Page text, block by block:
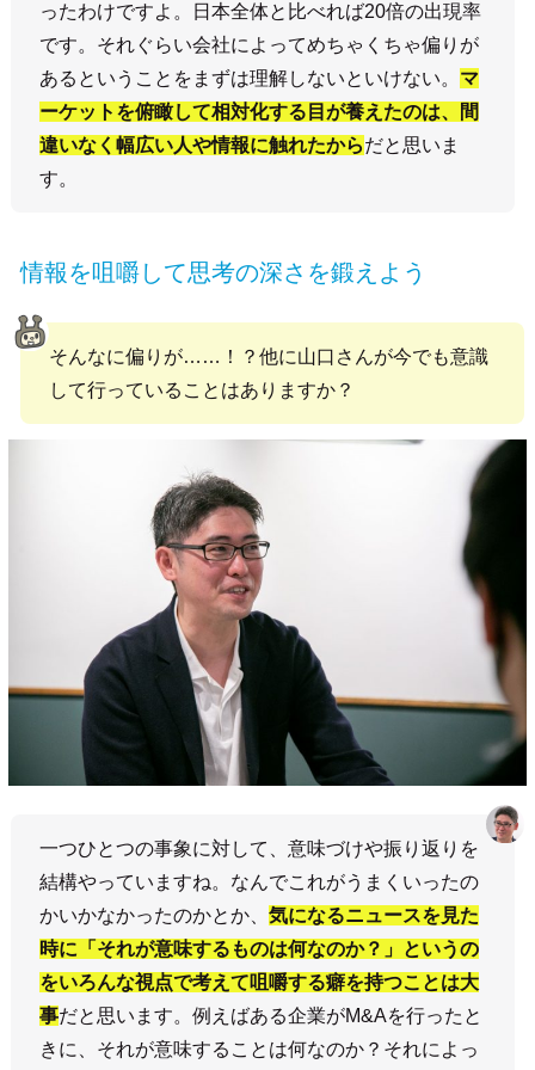
ったわけですよ。日本全体と比べれば20倍の出現率
です。それぐらい会社によってめちゃくちゃ偏りが
あるということをまずは理解しないといけない。 マ
ーケットを俯瞰して相対化する目が養えたのは、間
違いなく幅広い人や情報に触れたからだと思いま
す。
情報を咀嚼して思考の深さを鍛えよう
そんなに偏りが……！？他に山口さんが今でも意識
して行っていることはありますか？
一つひとつの事象に対して、意味づけや振り返りを
結構やっていますね。なんでこれがうまくいったの
かいかなかったのかとか、 気になるニュースを見た
時に「それが意味するものは何なのか？」というの
をいろんな視点で考えて咀嚼する癖を持つことは大
事だと思います。例えばある企業がM&Aを行ったと
きに、それが意味することは何なのか？それによっ